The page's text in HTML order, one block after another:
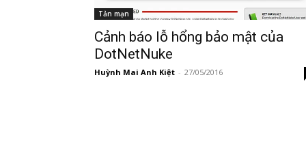
Tản mạn
Cảnh báo lỗ hổng bảo mật của
DotNetNuke
Huỳnh Mai Anh Kiệt - 27/05/2016